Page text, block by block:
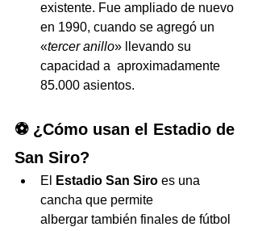
existente. Fue ampliado de nuevo
en 1990, cuando se agregó un
«tercer anillo» llevando su
capacidad a  aproximadamente
85.000 asientos.
⚽ ¿Cómo usan el Estadio de
San Siro?
El Estadio San Siro es una
cancha que permite
albergar también finales de fútbol